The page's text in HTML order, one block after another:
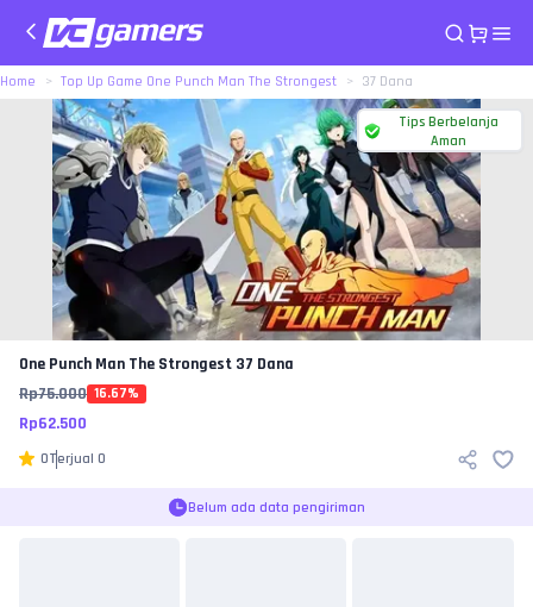
Home Top Up Game One Punch Man The Strongest 37 Dana
Tips Berbelanja
Aman
One Punch Man The Strongest 37 Dana
Rp75.000 16.67%
Rp62.500
0Terjual 0
Belum ada data pengiriman